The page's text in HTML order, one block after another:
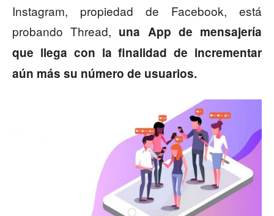
Instagram, propiedad de Facebook, está
probando Thread, una App de mensajería
que llega con la finalidad de incrementar
aún más su número de usuarios.